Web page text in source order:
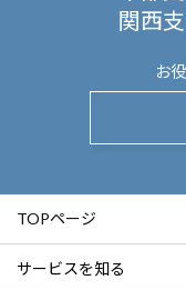
関西支
お
TOPページ
サービスを知る